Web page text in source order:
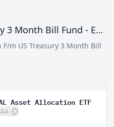
ETFs mit F/m US Treasury 3 Month Bill Fund - ETF Class Shares
m US Treasury 3 Month Bill
Asset Allocation ETF